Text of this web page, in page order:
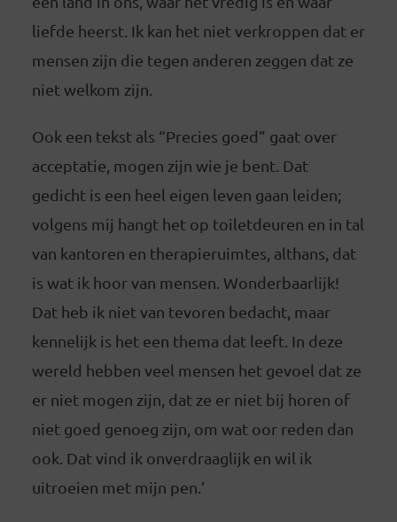
liefde heerst. Ik kan het niet verkroppen dat er
mensen zijn die tegen anderen zeggen dat ze
niet welkom zijn.
Ook een tekst als “Precies goed” gaat over
acceptatie, mogen zijn wie je bent. Dat
gedicht is een heel eigen leven gaan leiden;
volgens mij hangt het op toiletdeuren en in tal
van kantoren en therapieruimtes, althans, dat
is wat ik hoor van mensen. Wonderbaarlijk!
Dat heb ik niet van tevoren bedacht, maar
kennelijk is het een thema dat leeft. In deze
wereld hebben veel mensen het gevoel dat ze
er niet mogen zijn, dat ze er niet bij horen of
niet goed genoeg zijn, om wat oor reden dan
ook. Dat vind ik onverdraaglijk en wil ik
uitroeien met mijn pen.’